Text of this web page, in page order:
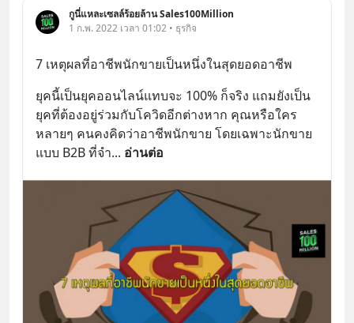
กูนี่แหละเซลล์ร้อยล้าน Sales100Million
1 ก.พ. 2022 เวลา 01:02 • ธุรกิจ
7 เหตุผลที่อาชีพนักขายเป็นหนึ่งในสุดยอดอาชีพ
ยุคนี้เป็นยุคออนไลน์แทบจะ 100% ก็จริง แถมยังเป็น
ยุคที่ต้องอยู่ร่วมกับโควิดอีกต่างหาก คุณหรือใคร
หลายๆ คนคงคิดว่าอาชีพนักขาย โดยเฉพาะนักขาย
แบบ B2B ที่จำ... อ่านต่อ